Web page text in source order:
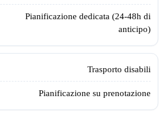
Pianificazione dedicata (24-48h di
anticipo)
Trasporto disabili
Pianificazione su prenotazione